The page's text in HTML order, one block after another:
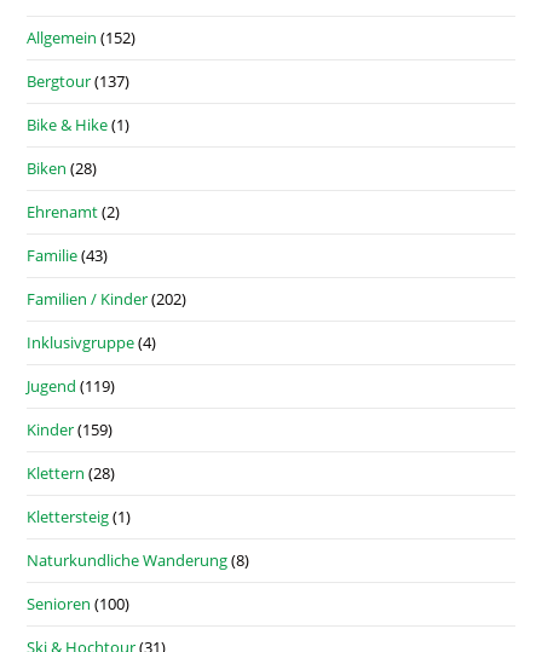
Allgemein (152)
Bergtour(137)
Bike & Hike(1)
Biken (28)
Ehrenamt(2)
Familie(43)
Familien / Kinder(202)
Inklusivgruppe(4)
Jugend (119)
Kinder(159)
Klettern (28)
Klettersteig(1)
Naturkundliche Wanderung(8)
Senioren (100)
Ski & Hochtour(31)